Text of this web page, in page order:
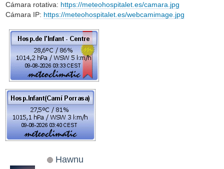
Cámara rotativa: https://meteohospitalet.es/camara.jpg
Cámara IP: https://meteohospitalet.es/webcamimage.jpg
Hawnu